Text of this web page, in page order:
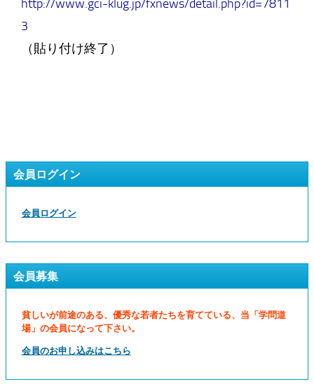
http://www.gci-klug.jp/fxnews/detail.php?id=7811
3
（貼り付け終了）
会員ログイン
会員ログイン
会員募集
貧しいが前途のある、優秀な若者たちを育てている、当「学問道
場」の会員になって下さい。
会員のお申し込みはこちら